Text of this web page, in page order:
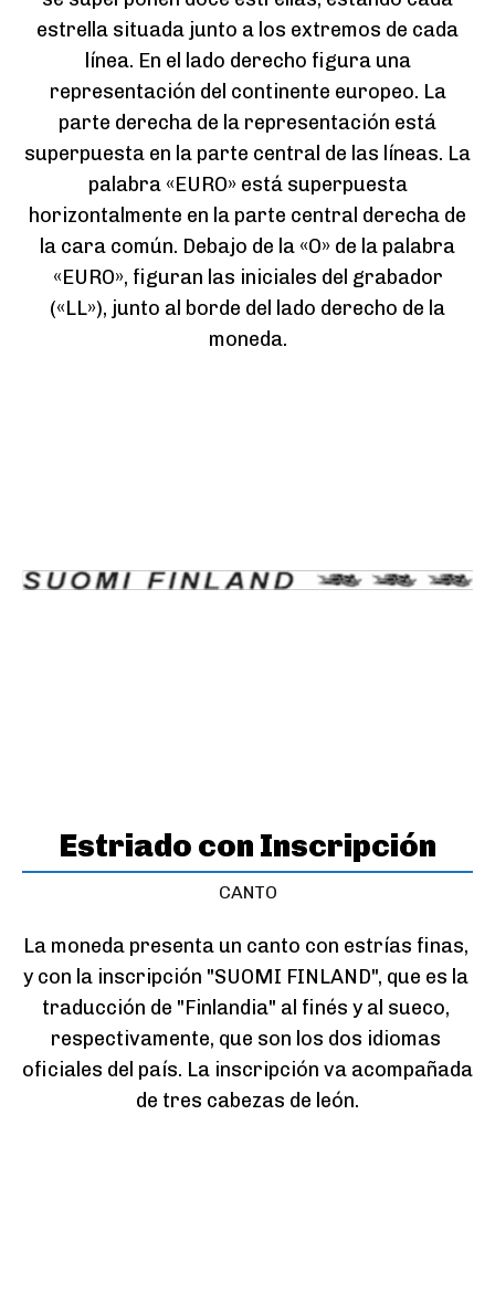
estrella situada junto a los extremos de cada
línea. En el lado derecho figura una
representación del continente europeo. La
parte derecha de la representación está
superpuesta en la parte central de las líneas. La
palabra «EURO» está superpuesta
horizontalmente en la parte central derecha de
la cara común. Debajo de la «O» de la palabra
«EURO», figuran las iniciales del grabador
(«LL»), junto al borde del lado derecho de la
moneda.
Estriado con Inscripción
CANTO
La moneda presenta un canto con estrías finas,
y con la inscripción "SUOMI FINLAND", que es la
traducción de "Finlandia" al finés y al sueco,
respectivamente, que son los dos idiomas
oficiales del país. La inscripción va acompañada
de tres cabezas de león.